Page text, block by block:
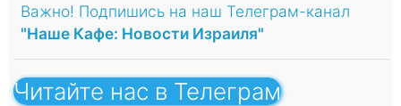
Важно! Подпишись на наш Телеграм-канал
"Наше Кафе: Новости Израиля"
Читайте нас в Телеграм